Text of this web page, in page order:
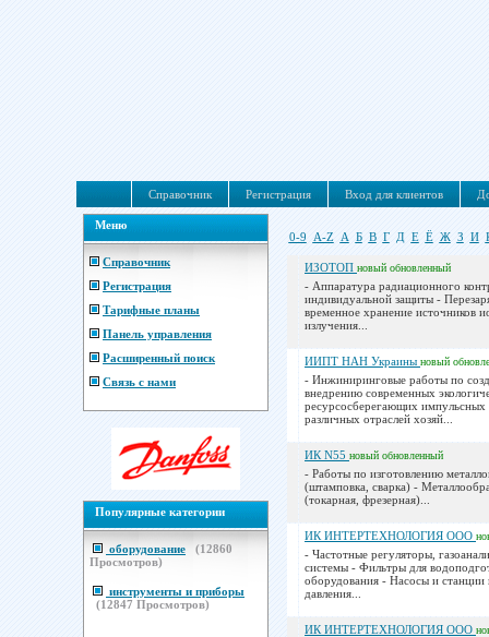
Справочник Регистрация Вход для клиентов
Меню
Справочник
Регистрация
Тарифные планы
Панель управления
Расширенный поиск
Связь с нами
Популярные категории
оборудование (12860
Просмотров)
инструменты и приборы
(12847 Просмотров)
0-9 A-Z А Б В Г Д Е Ё Ж З И
ИЗОТОП новый обновленный
- Аппаратура радиационного
индивидуальной защиты -
временное хранение источников
излучения...
ИИПТ НАН Украины новый
- Инжиниринговые работы по
внедрению современных
ресурсосберегающих импульсных
различных отраслей хозяй...
ИК N55 новый обновленный
- Работы по изготовлению
(штамповка, сварка) -
(токарная, фрезерная)...
ИК ИНТЕРТЕХНОЛОГИЯ ООО
- Частотные регуляторы,
системы - Фильтры для
оборудования - Насосы и
давления...
ИК ИНТЕРТЕХНОЛОГИЯ ООО